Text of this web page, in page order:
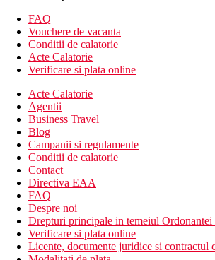
Descrierea hotelului
Hotelul dispune de:
hol de intrare cu receptie
restaurant tematic
bar pe acoperis cu vedere la Burj Al
bar
Wi-Fi (gratuit)
sala de conferinta
piscina pentru copii
Descrierea plajei
nisipos
sezlonguri si umbrele gratuite
Activitati sportive gratuite
fitness
FAQ
Vouchere de vacanta
Conditii de calatorie
Acte Calatorie
Verificare si plata online
Acte Calatorie
Agentii
Business Travel
Blog
Campanii si regulamente
Conditii de calatorie
Contact
Directiva EAA
FAQ
Despre noi
Drepturi principale in temeiul
Verificare si plata online
Licente, documente juridice si contractul